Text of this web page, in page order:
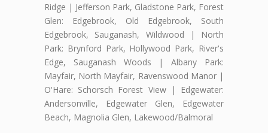
Ridge | Jefferson Park, Gladstone Park, Forest
Glen: Edgebrook, Old Edgebrook, South
Edgebrook, Sauganash, Wildwood | North
Park: Brynford Park, Hollywood Park, River's
Edge, Sauganash Woods | Albany Park:
Mayfair, North Mayfair, Ravenswood Manor |
O'Hare: Schorsch Forest View | Edgewater:
Andersonville, Edgewater Glen, Edgewater
Beach, Magnolia Glen, Lakewood/Balmoral